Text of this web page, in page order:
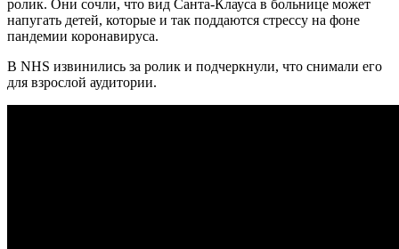
ролик. Они сочли, что вид Санта-Клауса в больнице может
напугать детей, которые и так поддаются стрессу на фоне
пандемии коронавируса.
В NHS извинились за ролик и подчеркнули, что снимали его
для взрослой аудитории.